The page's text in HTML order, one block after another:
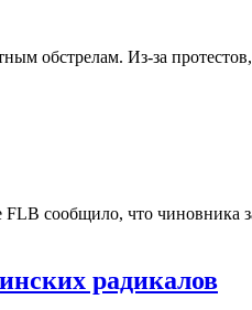
обстрелам. Из-за протестов,
сообщило, что чиновника
радикалов